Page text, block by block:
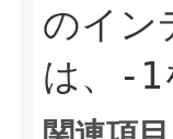
のイン
は、
-1